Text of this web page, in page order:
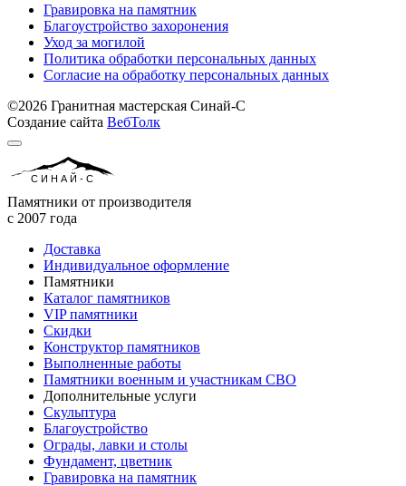
Гравировка на памятник
Благоустройство захоронения
Уход за могилой
Политика обработки персональных данных
Согласие на обработку персональных данных
©2026 Гранитная мастерская Синай-С
Создание сайта ВебТолк
СИНАЙ-С
Памятники от производителя
с 2007 года
Доставка
Индивидуальное оформление
Памятники
Каталог памятников
VIP памятники
Скидки
Конструктор памятников
Выполненные работы
Памятники военным и участникам СВО
Дополнительные услуги
Скульптура
Благоустройство
Ограды, лавки и столы
Фундамент, цветник
Гравировка на памятник